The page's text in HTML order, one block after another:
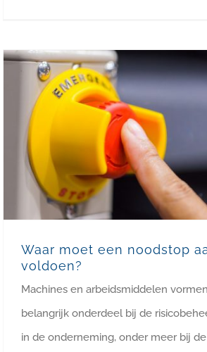
Waar moet een noodstop
voldoen?
Machines en arbeidsmiddelen
belangrijk onderdeel bij de
in de onderneming, onder meer bij de